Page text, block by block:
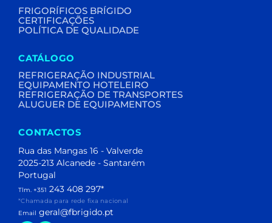
FRIGORÍFICOS BRÍGIDO
CERTIFICAÇÕES
POLÍTICA DE QUALIDADE
CATÁLOGO
REFRIGERAÇÃO INDUSTRIAL
EQUIPAMENTO HOTELEIRO
REFRIGERAÇÃO DE TRANSPORTES
ALUGUER DE EQUIPAMENTOS
CONTACTOS
Rua das Mangas 16 - Valverde
2025-213 Alcanede - Santarém
Portugal
Tlm. +351 243 408 297*
*Chamada para rede fixa nacional
Email geral@fbrigido.pt